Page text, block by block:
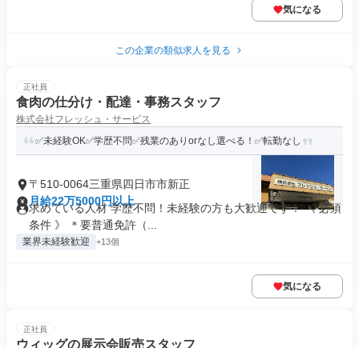
気になる
この企業の類似求人を見る
正社員
食肉の仕分け・配達・事務スタッフ
株式会社フレッシュ・サービス
✅未経験OK✅学歴不問✅残業のありorなし選べる！✅転勤なし
〒510-0064三重県四日市市新正
月給22万5000円以上
求めている人材 学歴不問！未経験の方も大歓迎です！ 《 必須
条件 》 ＊要普通免許（...
業界未経験歓迎 +13個
気になる
正社員
ウィッグの展示会販売スタッフ